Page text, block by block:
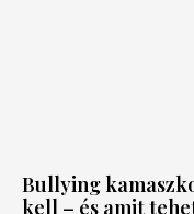
Bullying
kell – és amit